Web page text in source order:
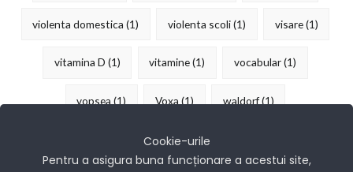
violenta domestica (1) violenta scoli(1) visare(1)
vitamina D (1) vitamine(1) vocabular(1)
vopsea (1) Voxa (1) waldorf(1)
îndemânare(15)
Cookie-urile
Pentru a asigura buna funcționare a acestui site,